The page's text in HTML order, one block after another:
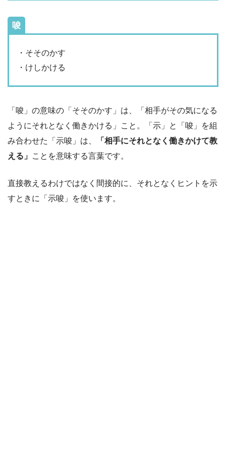
唆
・そそのかす
・けしかける
「唆」の意味の「そそのかす」は、「相手がその気になる
ようにそれとなく働きかける」こと。「示」と「唆」を組
み合わせた「示唆」は、
「相手にそれとなく働きかけて教
える」 ことを意味する言葉です。
直接教えるわけではなく間接的に、それとなくヒントを示
すときに「示唆」を使います。